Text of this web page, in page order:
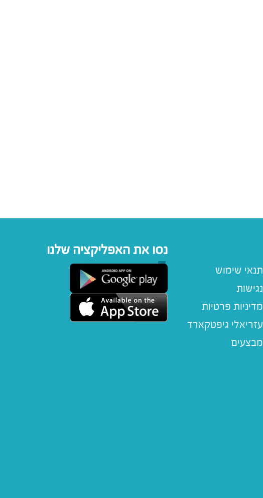
תנאי שימוש
נגישות
מדיניות פרטיות
עזריאלי גיפטקארד
מבצעים
נסו את האפליקציה שלנו